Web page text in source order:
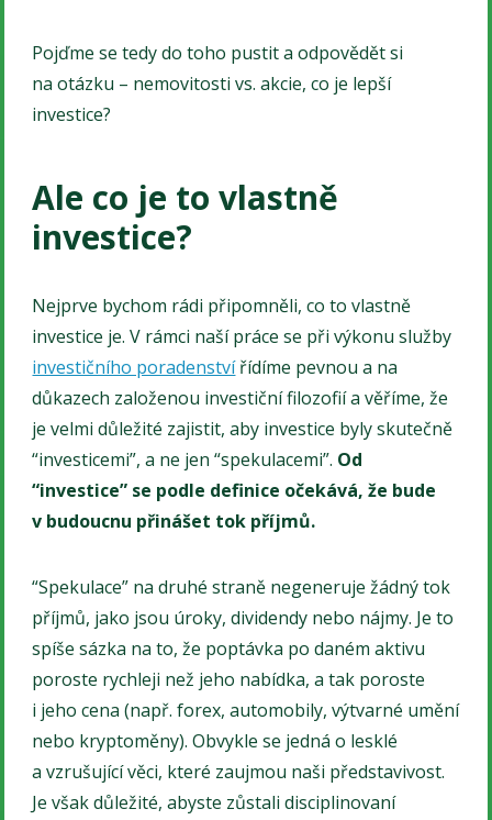
Pojďme se tedy do toho pustit a odpovědět si
na otázku – nemovitosti vs. akcie, co je lepší
investice?
Ale co je to vlastně
investice?
Nejprve bychom rádi připomněli, co to vlastně
investice je. V rámci naší práce se při výkonu služby
investičního poradenstvířídíme pevnou a na
důkazech založenou investiční filozofií a věříme, že
je velmi důležité zajistit, aby investice byly skutečně
“investicemi”, a ne jen “spekulacemi”. Od
“investice” se podle definice očekává, že bude
v budoucnu přinášet tok příjmů.
“Spekulace” na druhé straně negeneruje žádný tok
příjmů, jako jsou úroky, dividendy nebo nájmy. Je to
spíše sázka na to, že poptávka po daném aktivu
poroste rychleji než jeho nabídka, a tak poroste
i jeho cena (např. forex, automobily, výtvarné umění
nebo kryptoměny). Obvykle se jedná o lesklé
a vzrušující věci, které zaujmou naši představivost.
Je však důležité, abyste zůstali disciplinovaní